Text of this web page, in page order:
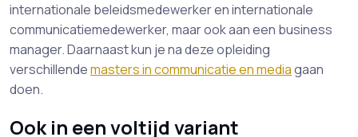
internationale beleidsmedewerker en internationale
communicatiemedewerker, maar ook aan een business
manager. Daarnaast kun je na deze opleiding
verschillendemasters in communicatie en mediagaan
doen.
Ook in een voltijd variant